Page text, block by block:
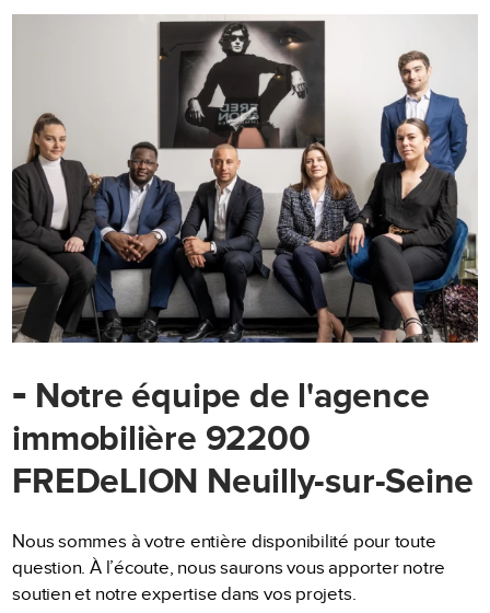
- Notre équipe de l'agence
immobilière 92200
FREDeLION Neuilly-sur-Seine
Nous sommes à votre entière disponibilité pour toute
question. À l’écoute, nous saurons vous apporter notre
soutien et notre expertise dans vos projets.